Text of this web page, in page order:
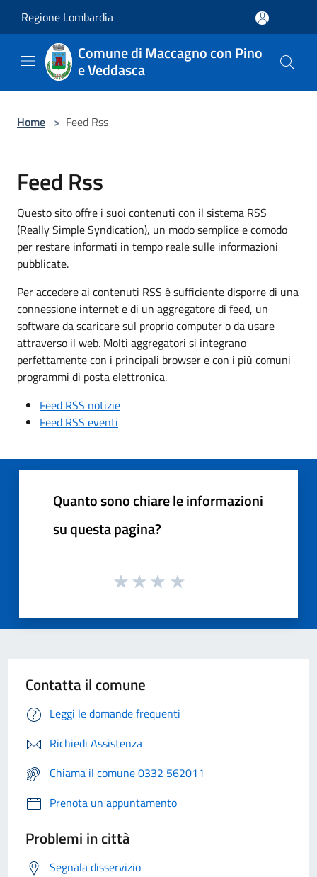
Regione Lombardia
Comune di Maccagno con Pino
e Veddasca
Home > Feed Rss
Feed Rss
Questo sito offre i suoi contenuti con il sistema RSS
(Really Simple Syndication), un modo semplice e comodo
per restare informati in tempo reale sulle informazioni
pubblicate.
Per accedere ai contenuti RSS è sufficiente disporre di una
connessione internet e di un aggregatore di feed, un
software da scaricare sul proprio computer o da usare
attraverso il web. Molti aggregatori si integrano
perfettamente con i principali browser e con i più comuni
programmi di posta elettronica.
Feed RSS notizie
Feed RSS eventi
Quanto sono chiare le informazioni
su questa pagina?
Contatta il comune
Leggi le domande frequenti
Richiedi Assistenza
Chiama il comune 0332 562011
Prenota un appuntamento
Problemi in città
Segnala disservizio